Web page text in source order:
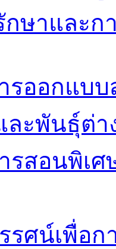
กษาและ
รออกแบ
ละพันธุ์ต่า
รสอนพิเ
รศน์เพื่อ